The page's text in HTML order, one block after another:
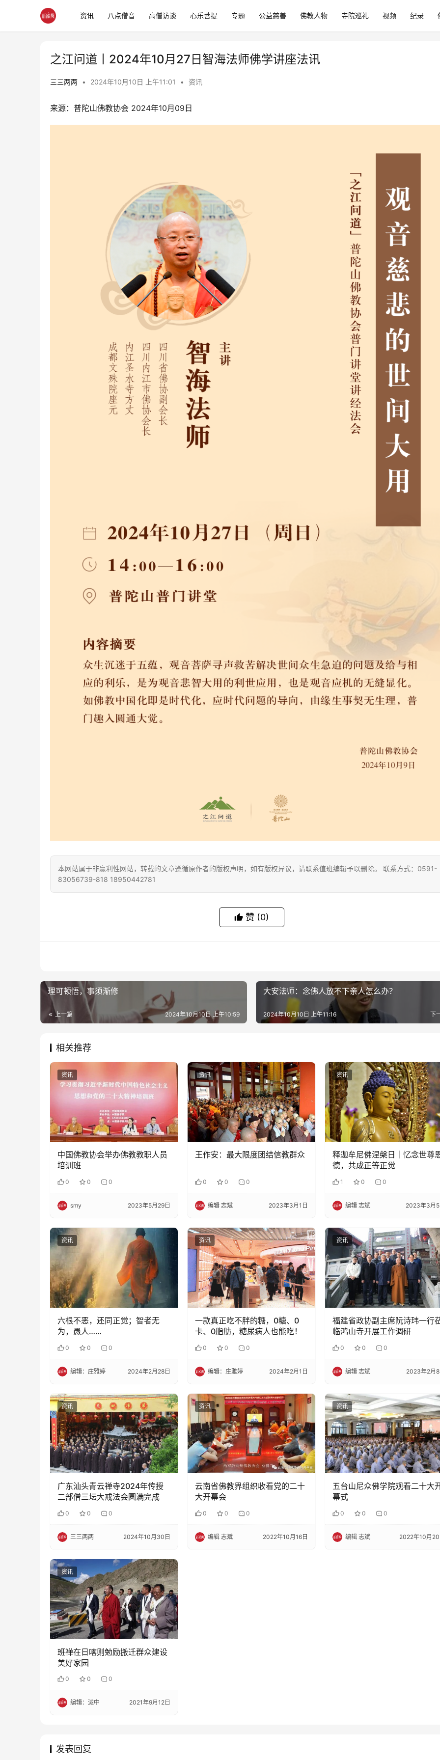
资讯 八点僧音 高僧访谈 心乐菩提 专题 公益慈善 佛教人物 寺院巡礼 视频 纪录
之江问道丨2024年10月27日智海法师佛学讲座法讯
三三两两 • 2024年10月10日 上午11:01 • 资讯
来源：普陀山佛教协会 2024年10月09日
本网站属于非赢利性网站，转载的文章遵循原作者的版权声明，如有版权异议，请联系值班编辑予以删除。 联系方式：0591-
83056739-818 18950442781
赞 (0)
理可顿悟，事须渐修
上一篇 2024年10月10日 上午10:59
大安法师：念佛人放不下亲人怎么办？
下
2024年10月10日 上午11:16
相关推荐
资讯
中国佛教协会举办佛教教职人员
培训班
0 0 0
smy 2023年5月29日
资讯
王作安：最大限度团结信教群众
0 0 0
编辑 志斌 2023年3月1日
资讯
释迦牟尼佛涅槃日｜忆念世尊
德，共成正等正觉
1 0 0
编辑 志斌 2023年3月
资讯
六根不恶，还同正觉；智者无
为，愚人……
0 0 0
编辑：庄雅婷 2024年2月28日
资讯
一款真正吃不胖的糖，0糖、0
卡、0脂肪，糖尿病人也能吃！
0 0 0
编辑：庄雅婷 2024年2月1日
资讯
福建省政协副主席阮诗玮一行
临鸿山寺开展工作调研
0 0 0
编辑 志斌 2023年2月
资讯
广东汕头青云禅寺2024年传授
二部僧三坛大戒法会圆满完成
0 0 0
三三两两 2024年10月30日
资讯
云南省佛教界组织收看党的二十
大开幕会
0 0 0
编辑 志斌 2022年10月16日
资讯
五台山尼众佛学院观看二十大
幕式
0 0 0
编辑 志斌 2022年10月
资讯
班禅在日喀则勉励搬迁群众建设
美好家园
0 0 0
编辑：泷中 2021年9月12日
发表回复